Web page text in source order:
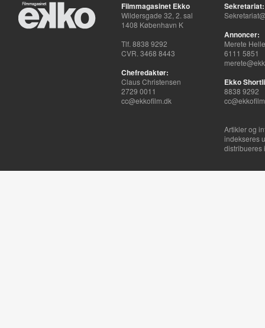
Filmmagasinet Ekko
Wildersgade 32, 2. sal
1408 København K
Tlf. 8838 9292
CVR. 3468 8443
Chefredaktør:
Claus Christensen
2729 0011
cc@ekkofilm.dk
Sekretariat:
Annoncer:
Merete
6111 5851
Ekko
8838 9292
Artikler og
indekseres
distribueres